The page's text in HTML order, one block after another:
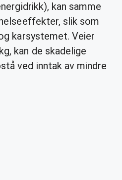
kan samme
slik som
karsystemet. Veier
kan de skadelige
ved inntak av mindre